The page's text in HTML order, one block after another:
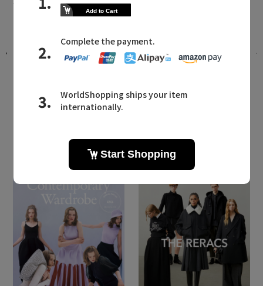
2024 AWコレクションが入荷
2024.09.17 UP
LATEST TOPICS